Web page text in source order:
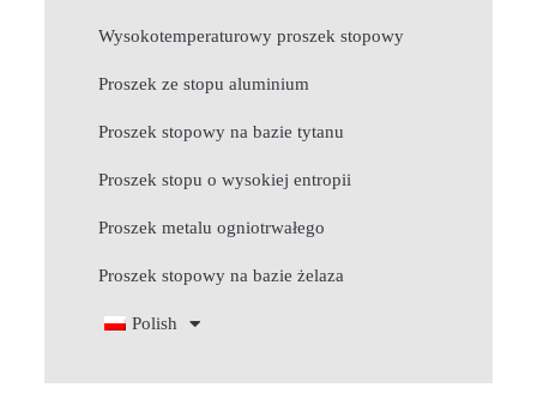
Wysokotemperaturowy proszek stopowy
Proszek ze stopu aluminium
Proszek stopowy na bazie tytanu
Proszek stopu o wysokiej entropii
Proszek metalu ogniotrwałego
Proszek stopowy na bazie żelaza
Polish